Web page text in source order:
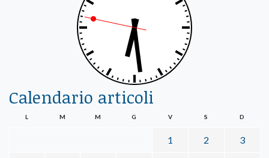
Calendario articoli
L M M G V S D
1 2 3